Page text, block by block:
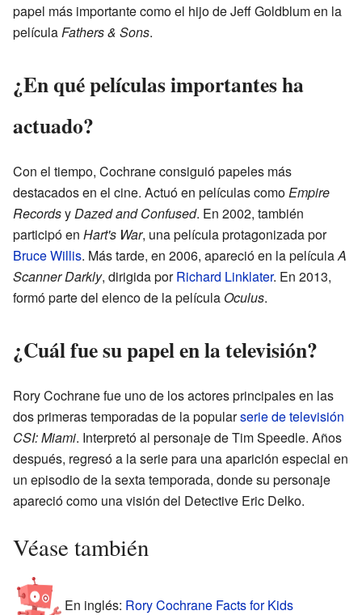
papel más importante como el hijo de Jeff Goldblum en la
películaFathers & Sons.
¿En qué películas importantes ha
actuado?
Con el tiempo, Cochrane consiguió papeles más
destacados en el cine. Actuó en películas comoEmpire
RecordsyDazed and Confused. En 2002, también
participó en Hart's War, una película protagonizada por
Bruce Willis. Más tarde, en 2006, apareció en la películaA
Scanner Darkly, dirigida porRichard Linklater. En 2013,
formó parte del elenco de la película Oculus.
¿Cuál fue su papel en la televisión?
Rory Cochrane fue uno de los actores principales en las
dos primeras temporadas de la popularserie de televisión
CSI: Miami. Interpretó al personaje de Tim Speedle. Años
después, regresó a la serie para una aparición especial en
un episodio de la sexta temporada, donde su personaje
apareció como una visión del Detective Eric Delko.
Véase también
En inglés: Rory Cochrane Facts for Kids